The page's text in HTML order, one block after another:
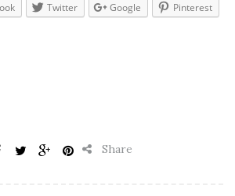
Twitter Google Pinterest
Share